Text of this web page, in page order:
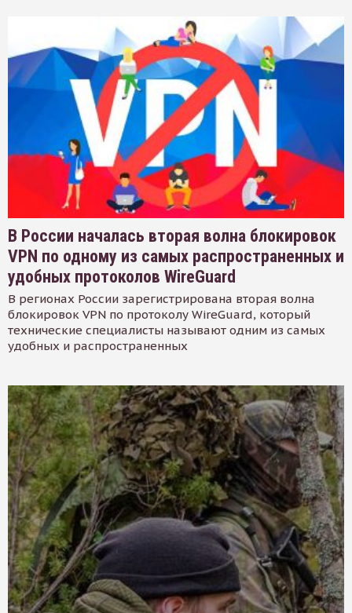
В России началась вторая волна блокировок
VPN по одному из самых распространенных и
удобных протоколов WireGuard
В регионах России зарегистрирована вторая волна
блокировок VPN по протоколу WireGuard, который
технические специалисты называют одним из самых
удобных и распространенных